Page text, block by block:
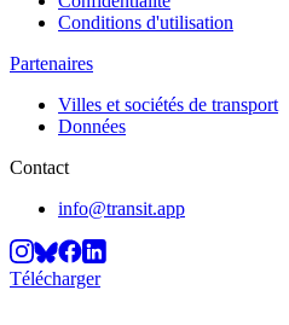
Conditions d'utilisation
Partenaires
Villes et sociétés de transport
Données
Contact
info@transit.app
Télécharger